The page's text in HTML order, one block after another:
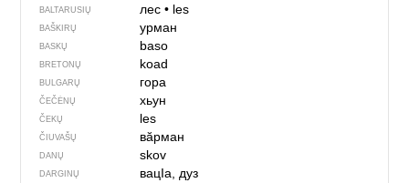
BALTARUSIŲ лес• les
BAŠKIRŲ урман
BASKŲ baso
BRETONŲ koad
BULGARŲ гора
ČEČĖNŲ хьун
ČEKŲ les
ČIUVAŠŲ вӑрман
DANŲ skov
DARGINŲ вацIа, дуз